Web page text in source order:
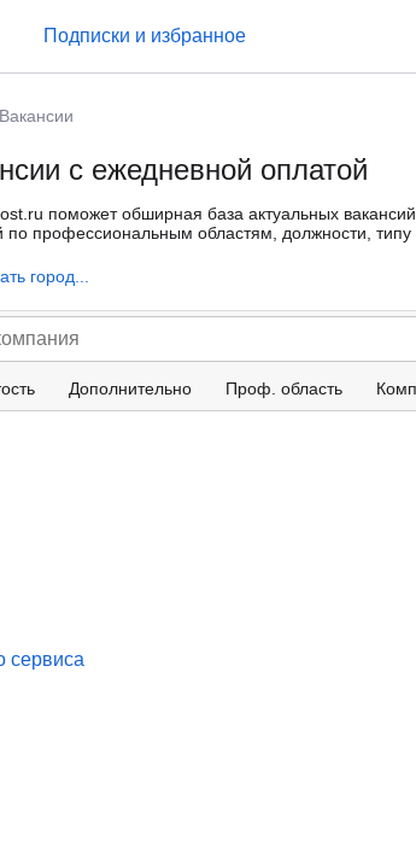
Подписки и избранное
Вакансии
с ежедневной оплатой
поможет обширная база актуальных
профессиональным областям, должности,
город...
Дополнительно Проф. область
сервиса